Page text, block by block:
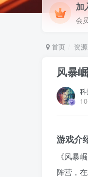
加
会
首页 资
风暴
游戏介
《风暴
阵营，